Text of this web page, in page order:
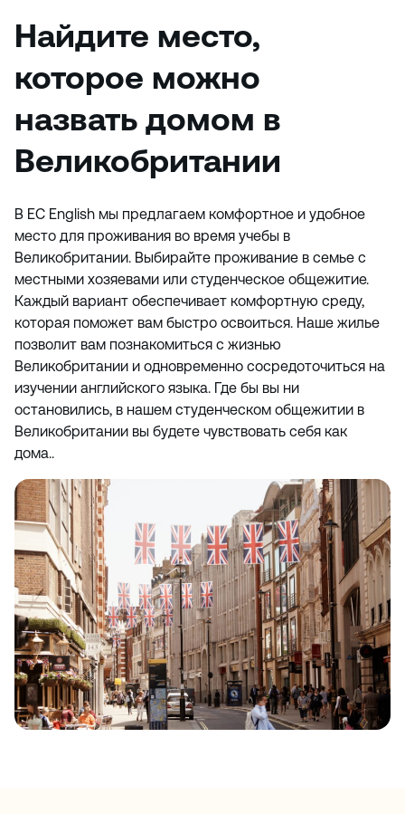
Найдите место,
которое можно
назвать домом в
Великобритании
В EC English мы предлагаем комфортное и удобное
место для проживания во время учебы в
Великобритании. Выбирайте проживание в семье с
местными хозяевами или студенческое общежитие.
Каждый вариант обеспечивает комфортную среду,
которая поможет вам быстро освоиться. Наше жилье
позволит вам познакомиться с жизнью
Великобритании и одновременно сосредоточиться на
изучении английского языка. Где бы вы ни
остановились, в нашем студенческом общежитии в
Великобритании вы будете чувствовать себя как
дома..